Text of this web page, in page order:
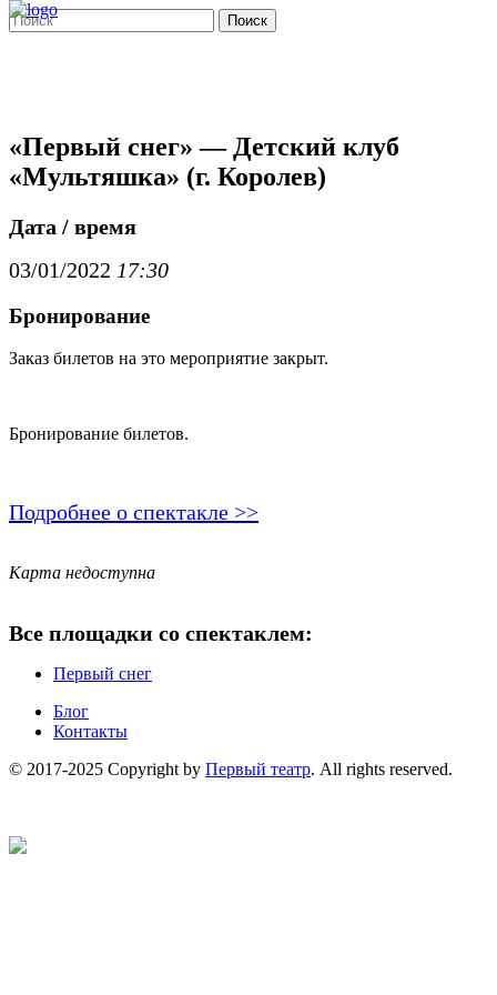
Поиск
«Первый снег» — Детский клуб
«Мультяшка» (г. Королев)
Дата / время
03/01/2022 17:30
Бронирование
Заказ билетов на это мероприятие закрыт.
Бронирование билетов.
Подробнее о спектакле >>
Карта недоступна
Все площадки со спектаклем:
Первый снег
Блог
Контакты
© 2017-2025 Copyright by Первый театр. All rights reserved.